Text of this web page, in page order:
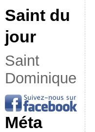
Saint du
jour
Saint
Dominique
Méta